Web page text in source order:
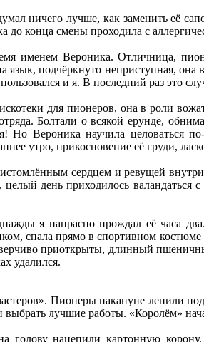
ничего лучше, как заменить её
до конца смены проходила с
именем Вероника. Отличница,
подчёркнуто неприступная,
и я. В последний раз это
для пионеров, она в роли
Болтали о всякой ерунде,
Но Вероника научила целоваться
утро, прикосновение её груди,
сердцем и ревущей
день приходилось
я напрасно прождал её часа
спала прямо в спортивном
приоткрыты, длинный
удалился.
Пионеры накануне лепили
лучшие работы. «Королём»
голову нацепили картонную